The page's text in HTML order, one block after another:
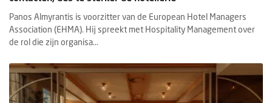
Panos Almyrantis is voorzitter van de European Hotel Managers
Association (EHMA). Hij spreekt met Hospitality Management over
de rol die zijn organisa...